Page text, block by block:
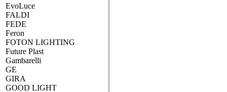
EvoLuce
FALDI
FEDE
Feron
FOTON LIGHTING
Future Plast
Gambarelli
GE
GIRA
GOOD LIGHT